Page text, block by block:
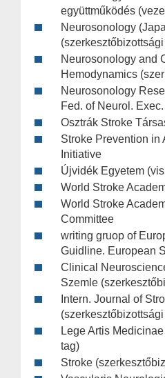
együttműködés
Neurosonology
Neurosonology and
Hemodynamics
Neurosonology
Fed. of Neurol.
Osztrák Stroke
Stroke Prevention
Initiative
Újvidék Egyetem
World Stroke
World Stroke
Committee
writing gruop of
Guidline. European
Clinical
Szemle
Intern. Journal of
Lege Artis
tag)
Stroke